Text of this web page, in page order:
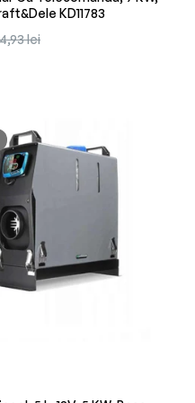
KD11783
lei